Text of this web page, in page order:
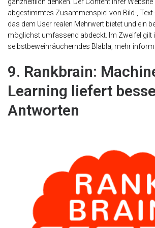
abgestimmtes Zusammenspiel von Bild-, Text-
das dem User realen Mehrwert bietet und ein
möglichst umfassend abdeckt. Im Zweifel gilt
selbstbeweihräucherndes Blabla, mehr
9. Rankbrain:
Learning liefert
Antworten